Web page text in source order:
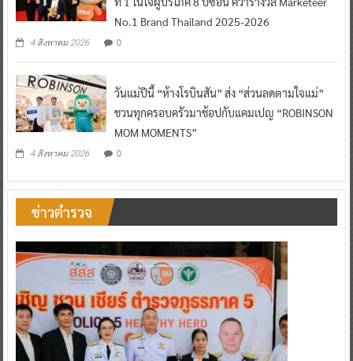
No.1 Brand Thailand 2025-2026
4 สิงหาคม 2026 0
วันแม่ปีนี้ “ห้างโรบินสัน” ส่ง “ส่วนลดตามใจแม่”
ชวนทุกครอบครัวมาช้อปกับแคมเปญ “ROBINSON
MOM MOMENTS”
4 สิงหาคม 2026 0
ข่าวตำรวจ